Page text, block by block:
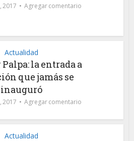
2017 Agregar comentario
Actualidad
la entrada a
que jamás se
inauguró
2017 Agregar comentario
Actualidad